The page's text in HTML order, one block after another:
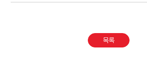
목록
찾아보기